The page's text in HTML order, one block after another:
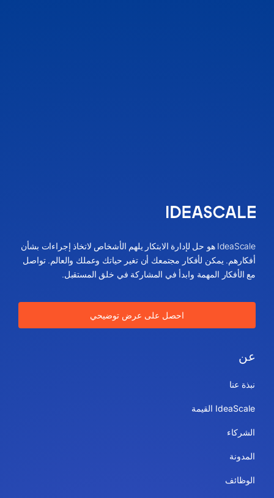
IdeaScale هو حل لإدارة الابتكار يلهم الأشخاص لاتخاذ إجراءات بشأن
أفكارهم. يمكن لأفكار مجتمعك أن تغير حياتك وعملك والعالم. تواصل
مع الأفكار المهمة وابدأ في المشاركة في خلق المستقبل.
احصل على عرض توضيحي
عن
نبذة عنا
IdeaScale القيمة
الشركاء
المدونة
الوظائف